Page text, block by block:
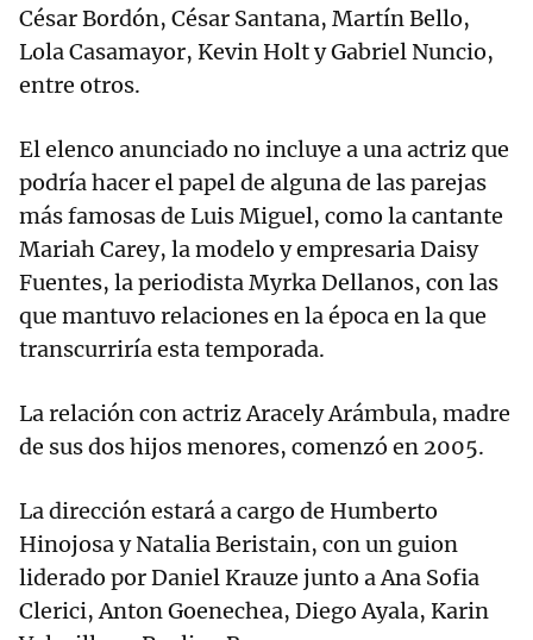
César Bordón, César Santana, Martín Bello,
Lola Casamayor, Kevin Holt y Gabriel Nuncio,
entre otros.
El elenco anunciado no incluye a una actriz que
podría hacer el papel de alguna de las parejas
más famosas de Luis Miguel, como la cantante
Mariah Carey, la modelo y empresaria Daisy
Fuentes, la periodista Myrka Dellanos, con las
que mantuvo relaciones en la época en la que
transcurriría esta temporada.
La relación con actriz Aracely Arámbula, madre
de sus dos hijos menores, comenzó en 2005.
La dirección estará a cargo de Humberto
Hinojosa y Natalia Beristain, con un guion
liderado por Daniel Krauze junto a Ana Sofia
Clerici, Anton Goenechea, Diego Ayala, Karin